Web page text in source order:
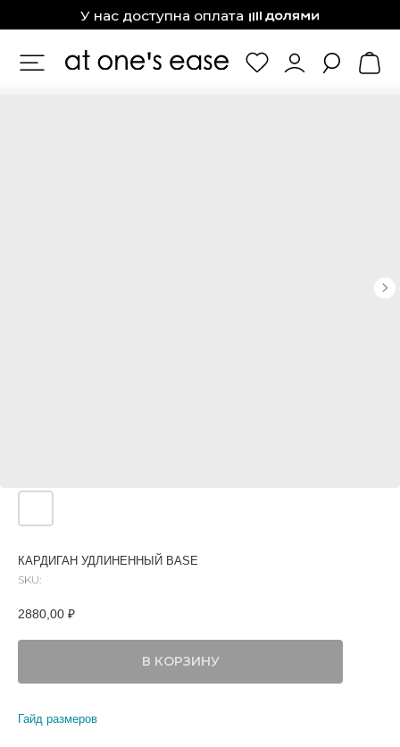
У нас доступна оплата
КАРДИГАН УДЛИНЕННЫЙ BASE
SKU:
2880,00 ₽
В КОРЗИНУ
Гайд размеров